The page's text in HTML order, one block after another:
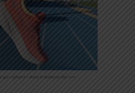
qui « pèsent » dans la balance des +++